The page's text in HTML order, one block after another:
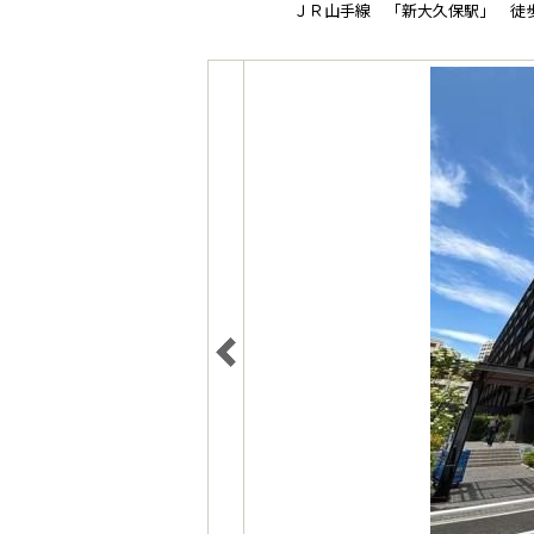
ＪＲ山手線 「新大久保駅」 徒